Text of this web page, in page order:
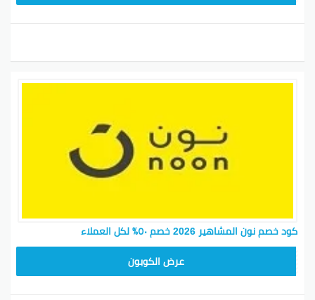
كود خصم نون المشاهير 2026 خصم ٥٠٪ لكل العملاء
عرض الكوبون